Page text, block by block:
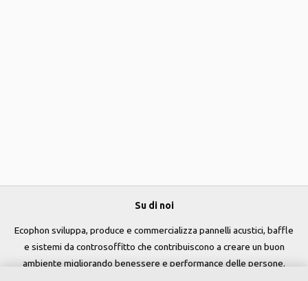
Su di noi
Ecophon sviluppa, produce e commercializza pannelli acustici, baffle
e sistemi da controsoffitto che contribuiscono a creare un buon
ambiente migliorando benessere e performance delle persone.